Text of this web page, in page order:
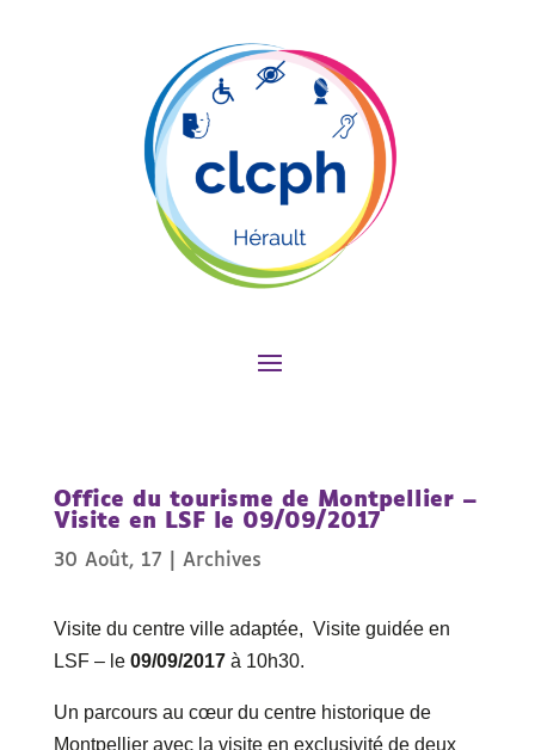
Office du tourisme de Montpellier –
Visite en LSF le 09/09/2017
30 Août, 17 Archives
Visite du centre ville adaptée, Visite guidée en
LSF – le 09/09/2017à 10h30.
Un parcours au cœur du centre historique de
Montpellier avec la visite en exclusivité de deux